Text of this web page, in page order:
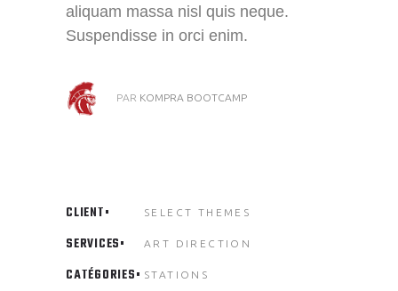
aliquam massa nisl quis neque.
Suspendisse in orci enim.
PAR KOMPRA BOOTCAMP
CLIENT SELECT THEMES
SERVICES ART DIRECTION
CATÉGORIES STATIONS